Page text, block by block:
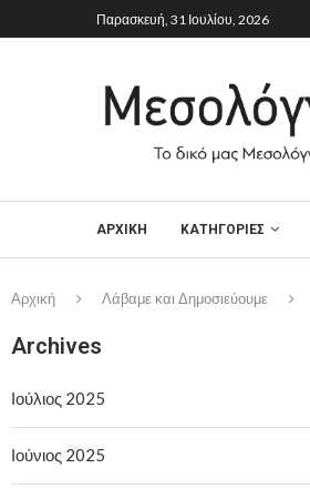
Παρασκευή, 31 Ιουλίου, 2026
ΑΡΧΙΚΉ ΚΑΤΗΓΟΡΙΕΣ
Αρχική Λάβαμε και Δημοσιεύουμε
Archives
Ιούλιος 2025
Ιούνιος 2025